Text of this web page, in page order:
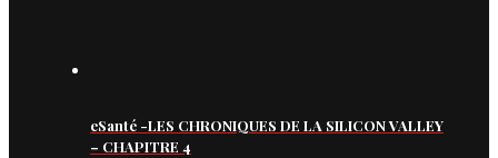
eSanté -LES CHRONIQUES DE LA SILICON VALLEY
– CHAPITRE 4